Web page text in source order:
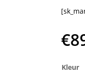
€
Kleur